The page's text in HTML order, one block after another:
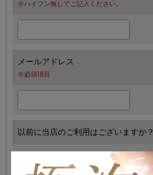
※ハイフン無しでご記入ください。
メールアドレス
※必須項目
以前に当店のご利用はございますか？
いいえ